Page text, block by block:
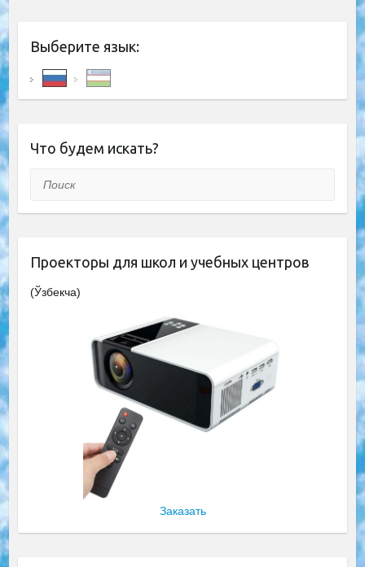
Выберите язык:
Что будем искать?
Поиск
Проекторы для школ и учебных центров
(Ўзбекча)
Заказать